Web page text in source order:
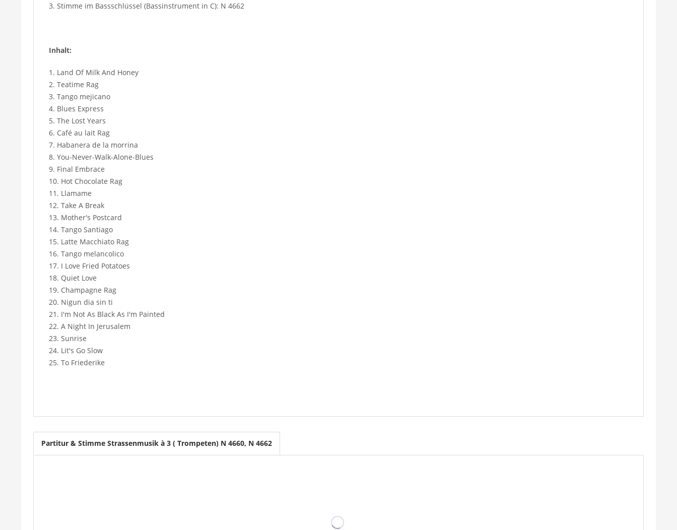
3. Stimme im Bassschlüssel (Bassinstrument in C): N 4662
Inhalt:
1. Land Of Milk And Honey
2. Teatime Rag
3. Tango mejicano
4. Blues Express
5. The Lost Years
6. Café au lait Rag
7. Habanera de la morrina
8. You-Never-Walk-Alone-Blues
9. Final Embrace
10. Hot Chocolate Rag
11. Llamame
12. Take A Break
13. Mother's Postcard
14. Tango Santiago
15. Latte Macchiato Rag
16. Tango melancolico
17. I Love Fried Potatoes
18. Quiet Love
19. Champagne Rag
20. Nigun dia sin ti
21. I'm Not As Black As I'm Painted
22. A Night In Jerusalem
23. Sunrise
24. Lit's Go Slow
25. To Friederike
Partitur & Stimme Strassenmusik à 3 ( Trompeten) N 4660, N 4662